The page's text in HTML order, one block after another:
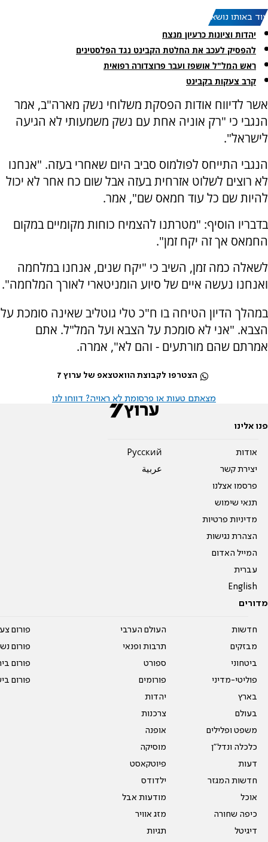
עוד באותו נושא:
יהדות וציונות כרעיון מנצח
להפסיק לעכב את החלטת הקבינט נגד הפלסטינים
ראש המל"ל אושפז ועבר פרוצדורה רפואית
קרב צעקות בקבינט
אשר לדיווח אודות הפסקת משלוחי נשק מארה"ב, אמר
הנגבי כי "רק אוניה אחת עם נשק משמעותי לא הגיעה
לישראל".
הנגבי התייחס לפולמוס סביב היום שאחרי בעזה. "אנחנו
לא רוצים לשלוט אזרחית בעזה אבל שום כח אחר לא יכול
להיות שם כל עוד חמאס שם", אמר.
בדבריו הוסיף: "מטרתנו להצמיח כוחות מקומיים במקום
החמאס אך זה יקח זמן".
לשאלה כמה זמן, השיב כי "יקח שנים, אנחנו במלחמה
ואנחנו נעשה איים של סיוע הומניטארי לאורך המלחמה".
במהלך הדיון הטיחה בו ח"כ טלי גוטליב שאינה סומכת על
הצבא. "אני לא סומכת על הצבא ועל המל"ל. אתם
אמרתם שהם מורתעים - והם לא", אמרה.
הצטרפו לקבוצת הוואטצאפ של ערוץ 7
מצאתם טעות או פרסומת לא ראויה? דווחו לנו
פנו אלינו
אודות
יצירת קשר
פרסמו אצלנו
תנאי שימוש
מדיניות פרטיות
הצהרת נגישות
המייל האדום
עברית
English
Pусский
عربية
מדורים
חדשות
מבזקים
ביטחוני
פוליטי-מדיני
בארץ
בעולם
משפט ופלילים
כלכלה ונדל"ן
דעות
חדשות המגזר
אוכל
כיפה שחורה
דיגיטל
העולם הערבי
תרבות ופנאי
ספורט
פורומים
יהדות
צרכנות
אופנה
מוסיקה
פיוטקאסט
ילדודס
מודעות אבל
מזג אוויר
תגיות
פורום
פורום
פורום
פורום